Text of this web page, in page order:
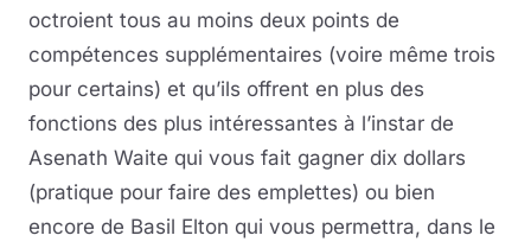
octroient tous au moins deux points de
compétences supplémentaires (voire même trois
pour certains) et qu’ils offrent en plus des
fonctions des plus intéressantes à l’instar de
Asenath Waite qui vous fait gagner dix dollars
(pratique pour faire des emplettes) ou bien
encore de Basil Elton qui vous permettra, dans le